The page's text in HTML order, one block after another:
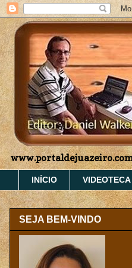
INÍCIO VIDEOTECA
SEJA BEM-VINDO